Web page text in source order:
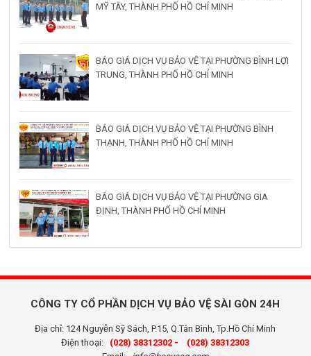
MỸ TÂY, THÀNH PHỐ HỒ CHÍ MINH
BÁO GIÁ DỊCH VỤ BẢO VỆ TẠI PHƯỜNG BÌNH LỢI
TRUNG, THÀNH PHỐ HỒ CHÍ MINH
BÁO GIÁ DỊCH VỤ BẢO VỆ TẠI PHƯỜNG BÌNH
THẠNH, THÀNH PHỐ HỒ CHÍ MINH
BÁO GIÁ DỊCH VỤ BẢO VỆ TẠI PHƯỜNG GIA
ĐỊNH, THÀNH PHỐ HỒ CHÍ MINH
CÔNG TY CỔ PHẦN DỊCH VỤ BẢO VỆ SÀI GÒN 24H
Địa chỉ: 124 Nguyễn Sỹ Sách, P.15, Q.Tân Bình, Tp.Hồ Chí Minh
Điện thoại: (028) 38312302 -
(028) 38312303